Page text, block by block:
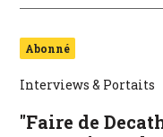
Abonné
Interviews & Portaits
"Faire de